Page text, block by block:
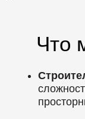
Что